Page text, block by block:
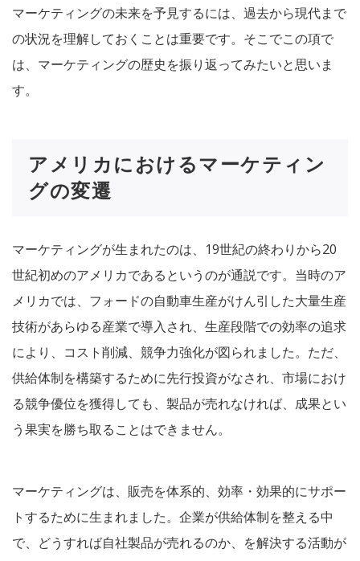
マーケティングの未来を予見するには、過去から現代まで
の状況を理解しておくことは重要です。そこでこの項で
は、マーケティングの歴史を振り返ってみたいと思いま
す。
アメリカにおけるマーケティン
グの変遷
マーケティングが生まれたのは、19世紀の終わりから20
世紀初めのアメリカであるというのが通説です。当時のア
メリカでは、フォードの自動車生産がけん引した大量生産
技術があらゆる産業で導入され、生産段階での効率の追求
により、コスト削減、競争力強化が図られました。ただ、
供給体制を構築するために先行投資がなされ、市場におけ
る競争優位を獲得しても、製品が売れなければ、成果とい
う果実を勝ち取ることはできません。
マーケティングは、販売を体系的、効率・効果的にサポー
トするために生まれました。企業が供給体制を整える中
で、どうすれば自社製品が売れるのか、を解決する活動が